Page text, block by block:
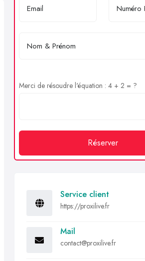
Merci de résoudre l'équation : 4 + 2 = ?
Réserver
Service client
https://proxilive.fr
Mail
contact@proxilive.fr